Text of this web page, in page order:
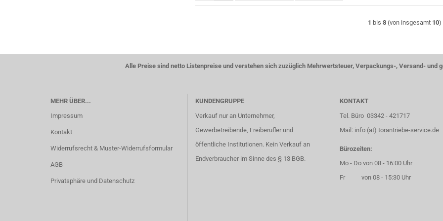
1 bis 8(von insgesamt 10)
Alle Preise sind netto Listenpreise und verstehen sich zuzüglich Mehrwertsteuer, Verpackungs-, Versand- und
MEHR ÜBER...
Impressum
Kontakt
Widerrufsrecht & Muster-Widerrufsformular
AGB
Privatsphäre und Datenschutz
KUNDENGRUPPE
Verkauf nur an Unternehmer,
Gewerbetreibende, Freiberufler und
öffentliche Institutionen. Kein Verkauf an
Endverbraucher im Sinne des § 13 BGB.
KONTAKT
Tel. Büro 03342 - 421717
Mail: info (at) torantriebe-service.de
Bürozeiten:
Mo - Do von 08 - 16:00 Uhr
Fr von 08 - 15:30 Uhr